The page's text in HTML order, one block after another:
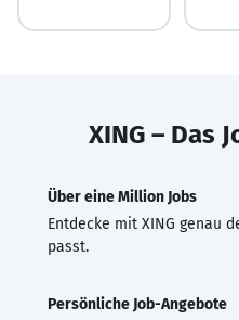
XING – Das
Über eine Million Jobs
Entdecke mit XING genau
passt.
Persönliche Job-Angebote